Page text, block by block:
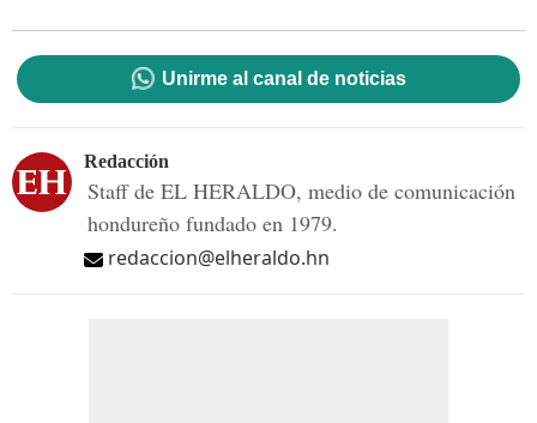
Unirme al canal de noticias
Redacción
Staff de EL HERALDO, medio de comunicación
hondureño fundado en 1979.
redaccion@elheraldo.hn